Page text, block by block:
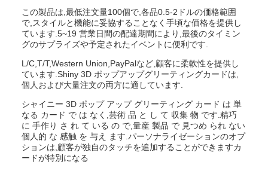
この製品は,最低注文量100個で,各品0.5-2ドルの価格範囲
で,スタイルと機能に妥協することなく手頃な価格を提供し
ています.5~19 営業日間の配達期間により,最後のタイミン
グのサプライズや予定されたイベントに便利です.
L/C,T/T,Western Union,PayPalなど,顧客に柔軟性を提供し
ています.Shiny 3D ポップアップグリーティングカードは,
個人および大量注文の両方に適しています.
シャイニー 3D ポップ アップ グリーティング カード は 単
なる カード で は なく,芸術 品 と し て 収集 物 です.精巧
に 手作り さ れ て いる の で,量産 製品 で 見つめ られ ない
個人的 な 感触 を 与え ます.パーソナライゼーションのオプ
ションは,顧客が独自のタッチを追加することができますカ
ードが特別になる